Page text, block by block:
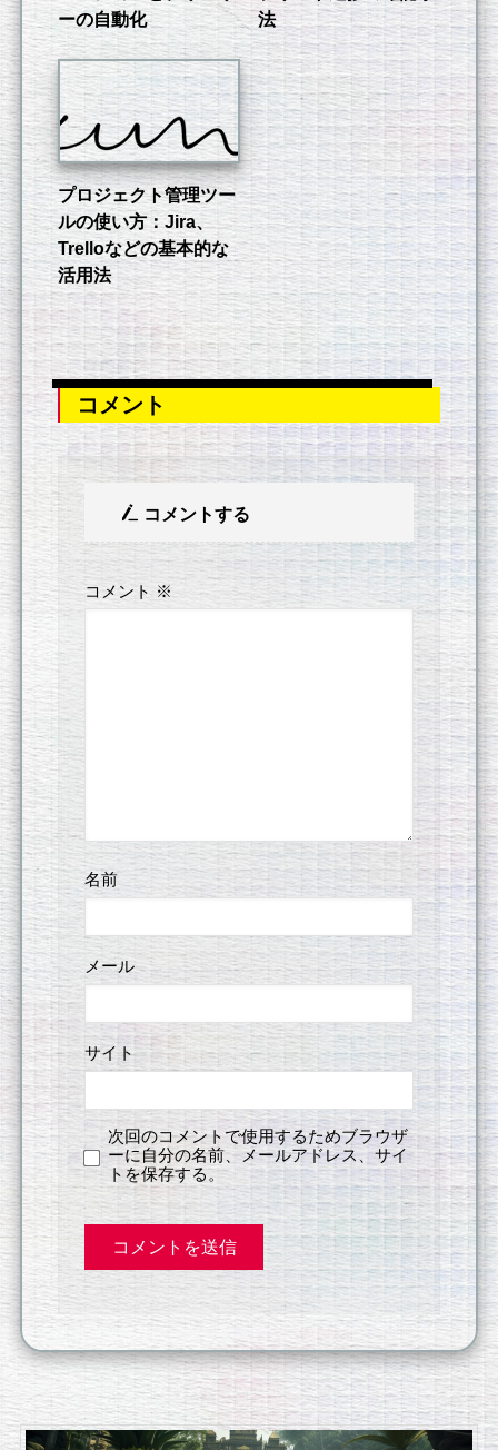
ーの自動化
法
プロジェクト管理ツー
ルの使い方：Jira、
Trelloなどの基本的な
活用法
コメント
コメントする
コメント ※
名前
メール
サイト
次回のコメントで使用するためブラウザ
ーに自分の名前、メールアドレス、サイ
トを保存する。